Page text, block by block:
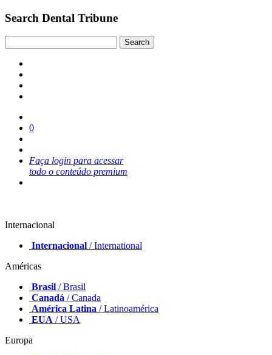
Search Dental Tribune
0
Faça login para acessar
todo o conteúdo premium
Internacional
Internacional / International
Américas
Brasil / Brasil
Canadá / Canada
América Latina / Latinoamérica
EUA / USA
Europa